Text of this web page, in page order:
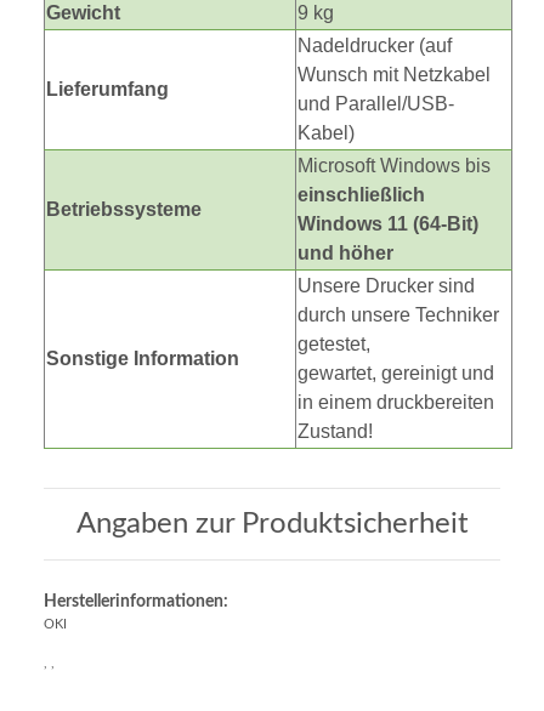
Gewicht
9 kg
Lieferumfang
Nadeldrucker (auf
Wunsch mit Netzkabel
und Parallel/USB-
Kabel)
Betriebssysteme
Microsoft Windows bis
einschließlich
Windows 11 (64-Bit)
und höher
Sonstige Information
Unsere Drucker sind
durch unsere Techniker
getestet,
gewartet, gereinigt und
in einem druckbereiten
Zustand!
Angaben zur Produktsicherheit
Herstellerinformationen:
OKI